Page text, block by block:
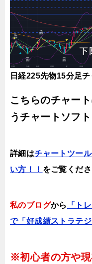
日経225先物15分足チ
こちらのチャー
うチャートソフ
詳細はチャートツー
い方！！ をご覧くださ
私のブログから
「ト
で「好成績ストラテ
※初心者の方や